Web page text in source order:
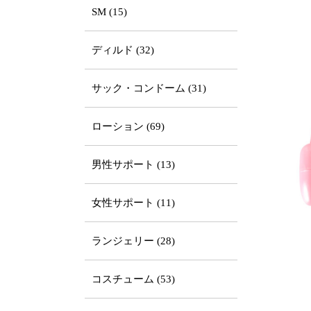
SM (15)
ディルド (32)
サック・コンドーム (31)
ローション (69)
男性サポート (13)
女性サポート (11)
ランジェリー (28)
コスチューム (53)